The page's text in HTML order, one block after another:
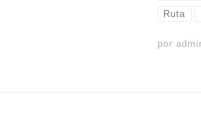
Ruta
por